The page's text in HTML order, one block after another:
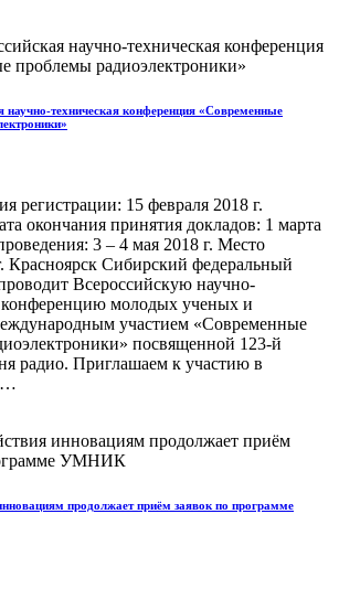
научно-техническая конференция «Современные
регистрации: 15 февраля 2018 г.
окончания принятия докладов: 1 марта
3 – 4 мая 2018 г. Место
Красноярск Сибирский федеральный
Всероссийскую научно-
молодых ученых и
участием «Современные
посвященной 123-й
радио. Приглашаем к участию в
продолжает приём заявок по программе